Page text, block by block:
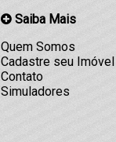
Saiba Mais
Quem Somos
Cadastre seu Imóvel
Contato
Simuladores